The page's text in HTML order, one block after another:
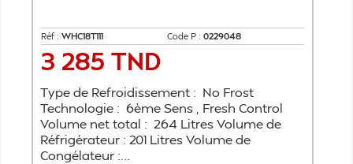
Réf : WHC18T111 Code P : 0229048
Prix
3 285 TND
Type de Refroidissement : No Frost
Technologie : 6ème Sens , Fresh Control
Volume net total : 264 Litres Volume de
Réfrigérateur : 201 Litres Volume de
Congélateur :...